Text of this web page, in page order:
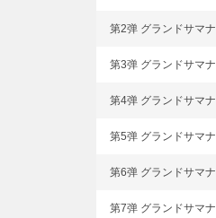
第2弹 グランドサマ
第3弹 グランドサマ
第4弹 グランドサマ
第5弹 グランドサマ
第6弹 グランドサマ
第7弹 グランドサマ